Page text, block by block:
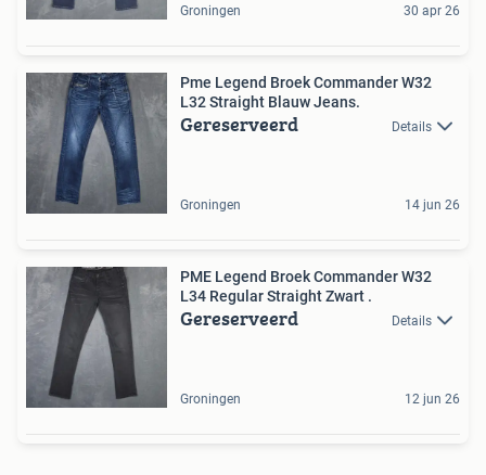
Groningen 30 apr 26
Pme Legend Broek Commander W32
L32 Straight Blauw Jeans.
Gereserveerd Details
Groningen 14 jun 26
PME Legend Broek Commander W32
L34 Regular Straight Zwart .
Gereserveerd Details
Groningen 12 jun 26